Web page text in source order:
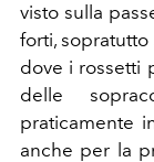
visto sulla
forti,
dove i rossetti
delle
praticamente
anche per la